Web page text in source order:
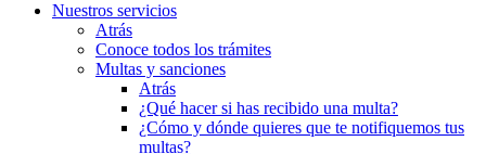
Nuestros servicios
Atrás
Conoce todos los trámites
Multas y sanciones
Atrás
¿Qué hacer si has recibido una multa?
¿Cómo y dónde quieres que te notifiquemos tus
multas?